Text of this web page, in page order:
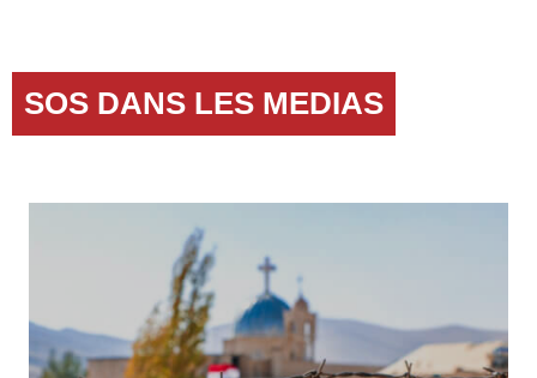
SOS DANS LES MEDIAS